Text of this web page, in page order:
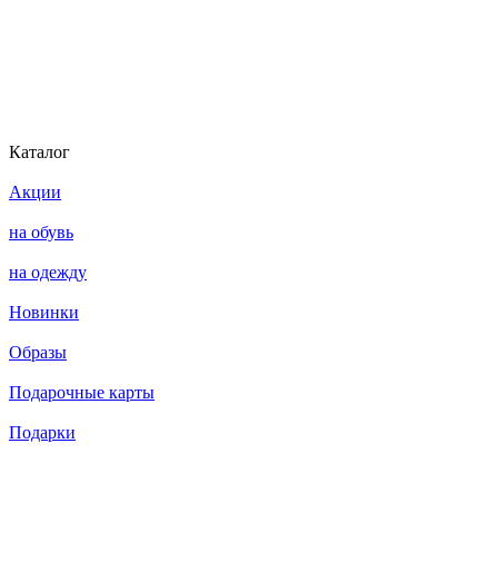
Каталог
Акции
на обувь
на одежду
Новинки
Образы
Подарочные карты
Подарки